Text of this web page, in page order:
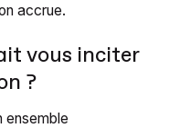
accrue.
vous inciter
?
ensemble